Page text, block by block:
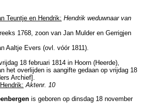
Teuntje en Hendrik: Hendrik weduwnaar van
1768, zoon van Jan Mulder en Gerrigjen
Aaltje Evers (ovl. vóór 1811).
18 februari 1814 in Hoorn (Heerde)
het overlijden is aangifte gedaan op vrijdag 18
Archief].
Aktenr. 10
is geboren op dinsdag 18 november